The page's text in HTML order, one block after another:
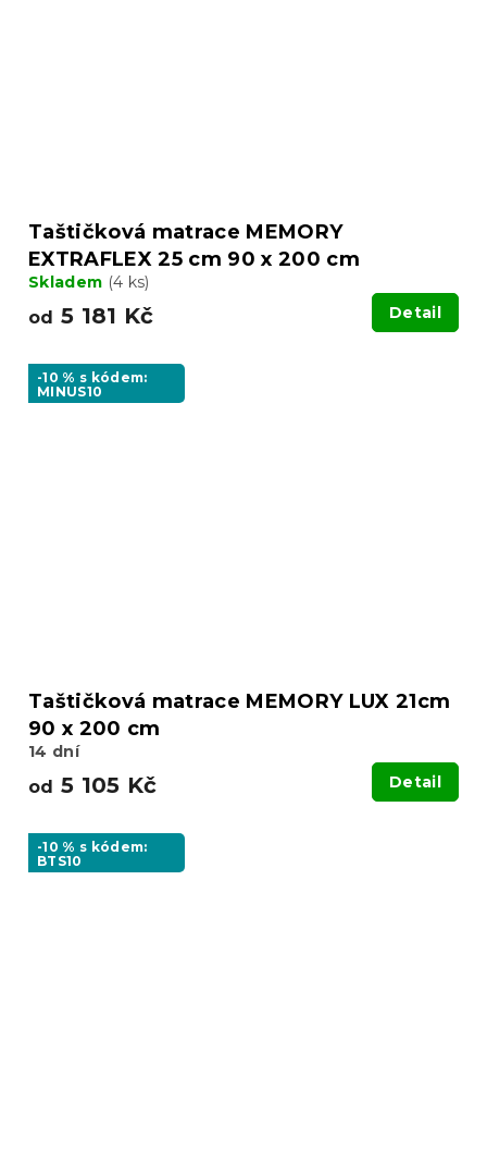
Taštičková matrace MEMORY
EXTRAFLEX 25 cm 90 x 200 cm
Skladem (4 ks)
od 5 181 Kč Detail
-10 % s kódem:
MINUS10
Taštičková matrace MEMORY LUX 21cm
90 x 200 cm
14 dní
od 5 105 Kč Detail
-10 % s kódem:
BTS10